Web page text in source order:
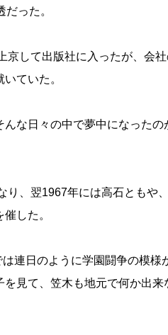
った。
して出版社に入ったが、会
ていた。
な日々の中で夢中になったの
、翌1967年には高石ともや
した。
連日のように学園闘争の模様
見て、笠木も地元で何か出来